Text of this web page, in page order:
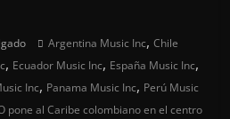
Argentina Music Inc,Chile
, Ecuador Music Inc, España Music Inc,
Inc, Panama Music Inc, Perú Music
pone al Caribe colombiano en el centro